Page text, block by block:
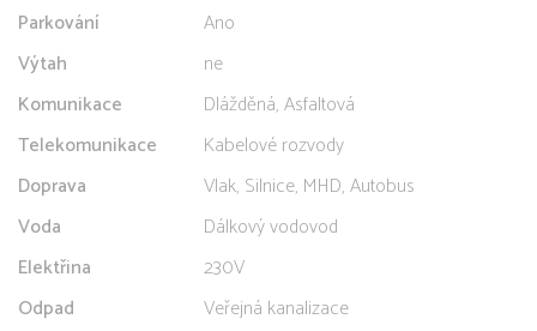
Parkování
Ano
Výtah
ne
Komunikace
Dlážděná, Asfaltová
Telekomunikace
Kabelové rozvody
Doprava
Vlak, Silnice, MHD, Autobus
Voda
Dálkový vodovod
Elektřina
230V
Odpad
Veřejná kanalizace